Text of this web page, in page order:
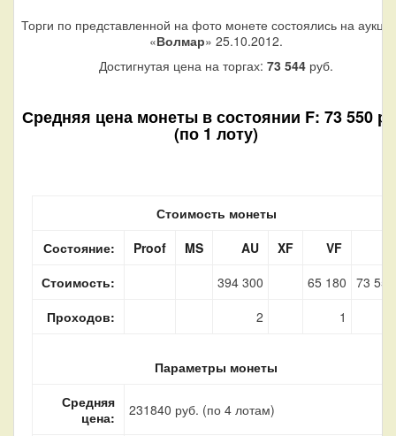
Торги по представленной на фото монете состоялись на
«Волмар» 25.10.2012.
Достигнутая цена на торгах: 73 544 руб.
Средняя цена монеты в состоянии F: 73 550
(по 1 лоту)
Стоимость монеты
Состояние:
Proof MS AU XF VF
Стоимость:
394 300 65 180 73 550
Проходов:
2 1
Параметры монеты
Средняя
цена:
231840 руб. (по 4 лотам)